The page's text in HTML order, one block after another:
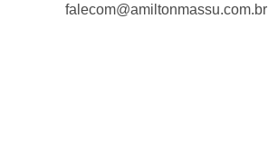
falecom@amiltonmassu.com.br